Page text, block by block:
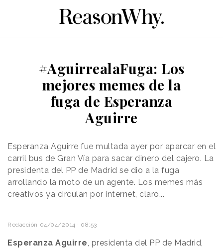
#AguirrealaFuga: Los
mejores memes de la
fuga de Esperanza
Aguirre
Esperanza Aguirre fue multada ayer por aparcar en el
carril bus de Gran Vía para sacar dinero del cajero. La
presidenta del PP de Madrid se dio a la fuga
arrollando la moto de un agente. Los memes más
creativos ya circulan por internet, claro...
Redacción 04/04/2014 · 08:53
Esperanza Aguirre , presidenta del PP de Madrid,